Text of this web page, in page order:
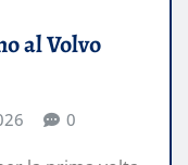
al Volvo
0